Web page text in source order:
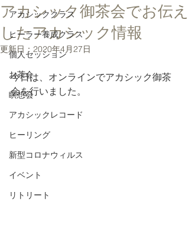
アカシッククラス
ヒーラー養成クラス
個人セッション
お茶会
瞑想会
アカシックレコード
ヒーリング
新型コロナウィルス
イベント
リトリート
アカシック御茶会でお伝え
したアカシック情報
更新日： 2020年4月27日
今日は、オンラインでアカシック御茶
会を行いました。